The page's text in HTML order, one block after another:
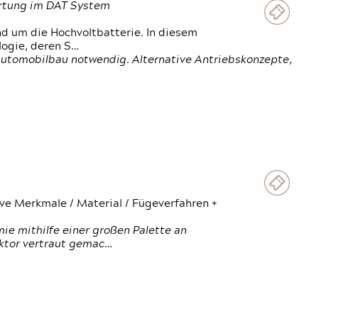
im DAT System
um die Hochvoltbatterie. In diesem
deren S…
notwendig. Alternative Antriebskonzepte,
Merkmale / Material / Fügeverfahren +
mithilfe einer großen Palette an
vertraut gemac…